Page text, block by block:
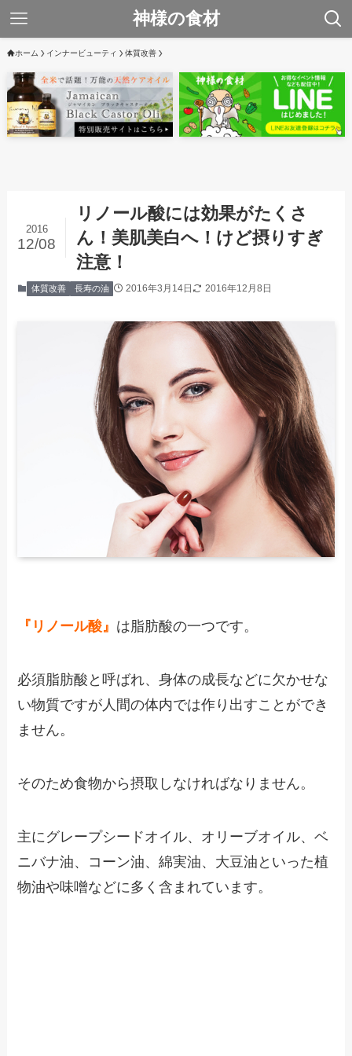
神様の食材
ホーム インナービューティ 体質改善
リノール酸には効果がたくさ
ん！美肌美白へ！けど摂りすぎ
注意！
2016
12/08
体質改善 長寿の油 2016年3月14日 2016年12月8日
『リノール酸』 は脂肪酸の一つです。
必須脂肪酸と呼ばれ、身体の成長などに欠かせな
い物質ですが人間の体内では作り出すことができ
ません。
そのため食物から摂取しなければなりません。
主にグレープシードオイル、オリーブオイル、ベ
ニバナ油、コーン油、綿実油、大豆油といった植
物油や味噌などに多く含まれています。